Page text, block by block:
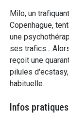
Milo, un
Copenhague,
une
ses trafics...
reçoit une
pilules
habituelle.
Infos pratiques